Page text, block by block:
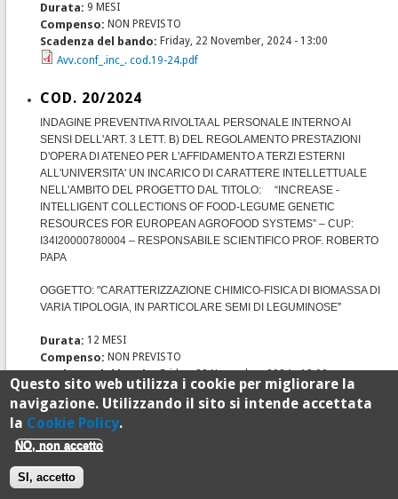
Durata: 9 MESI
Compenso:NON PREVISTO
Scadenza del bando:Friday, 22 November, 2024 - 13:00
Avv.conf_.inc_. cod.19-24.pdf
COD. 20/2024
INDAGINE PREVENTIVA RIVOLTA AL PERSONALE INTERNO AI
SENSI DELL'ART. 3 LETT. B) DEL REGOLAMENTO PRESTAZIONI
D'OPERA DI ATENEO PER L'AFFIDAMENTO A TERZI ESTERNI
ALL'UNIVERSITA' UN INCARICO DI CARATTERE INTELLETTUALE
NELL'AMBITO DEL PROGETTO DAL TITOLO: “INCREASE -
INTELLIGENT COLLECTIONS OF FOOD-LEGUME GENETIC
RESOURCES FOR EUROPEAN AGROFOOD SYSTEMS” – CUP:
I34I20000780004 – RESPONSABILE SCIENTIFICO PROF. ROBERTO
PAPA
OGGETTO: "CARATTERIZZAZIONE CHIMICO-FISICA DI BIOMASSA DI
VARIA TIPOLOGIA, IN PARTICOLARE SEMI DI LEGUMINOSE”
Durata: 12 MESI
Compenso:NON PREVISTO
Scadenza del bando:Friday, 22 November, 2024 - 13:00
Pages
« prima ‹ precedente
Department of Agricultural, Food and Environmental Sciences
Questo sito web utilizza i cookie per migliorare la
navigazione. Utilizzando il sito si intende accettata
la Cookie Policy.
NO, non accetto
SI, accetto